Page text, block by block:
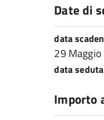
Date di
data
29
data
Importo